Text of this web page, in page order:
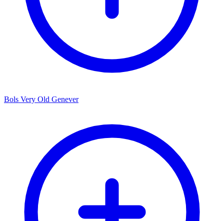
Bols Very Old Genever